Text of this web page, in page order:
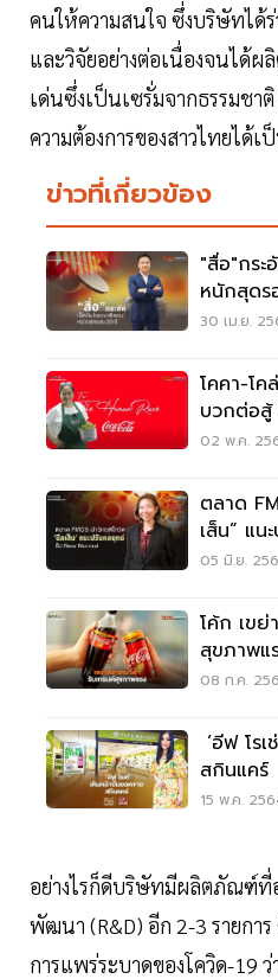
คนให้ความสนใจ ซึ่งบริษัทได้
และวิจัยอย่างต่อเนื่องจนได้
เด่นซึ่งเป็นเซรั่มจากธรรมชา
ความต้องการของสาวไทยได้เ
ข่าวที่เกี่ยวข้อง
"สื่อ"กระ
หนักสุด
30 เม.ย.
โคคา-โ
บวกต่อสู้
02 พ.ค.
ตลาด
เส็น” แนะป
Normal
05 มิ.ย.
โค้ก เขย่
สุขภาพแ
08 ก.ค.
‘อีฟ โร
สกินแคร์
15 พ.ค.
อย่างไรก็ดีบริษัทมีผลิตภัณฑ์ที่
พัฒนา (R&D) อีก 2-3 รายกา
การแพร่ระบาดของโควิด-19